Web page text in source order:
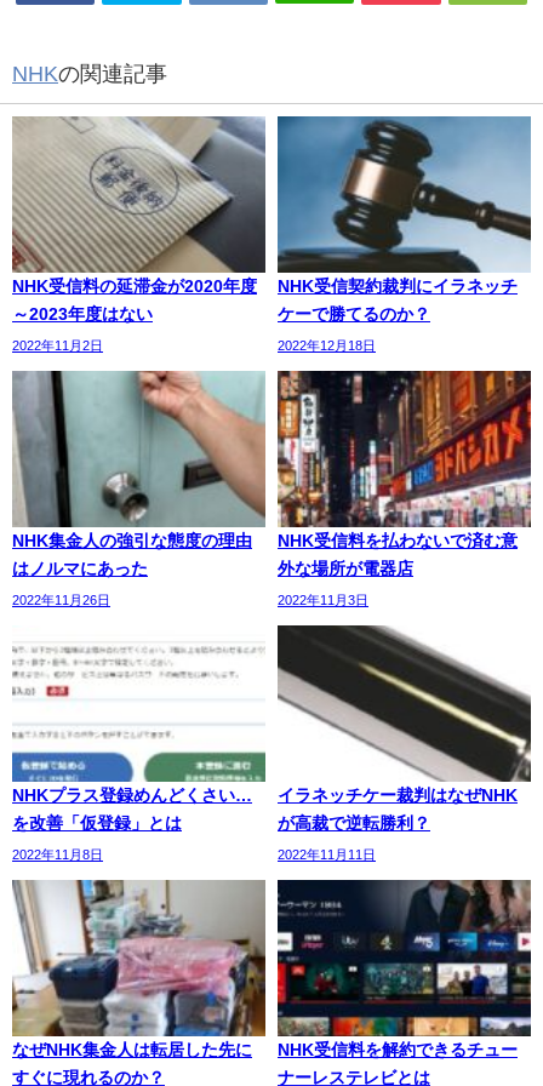
NHKの関連記事
NHK受信料の延滞金が2020年度
～2023年度はない
2022年11月2日
NHK受信契約裁判にイラネッチ
ケーで勝てるのか？
2022年12月18日
NHK集金人の強引な態度の理由
はノルマにあった
2022年11月26日
NHK受信料を払わないで済む意
外な場所が電器店
2022年11月3日
NHKプラス登録めんどくさい…
を改善「仮登録」とは
2022年11月8日
イラネッチケー裁判はなぜNHK
が高裁で逆転勝利？
2022年11月11日
なぜNHK集金人は転居した先に
すぐに現れるのか？
NHK受信料を解約できるチュー
ナーレステレビとは